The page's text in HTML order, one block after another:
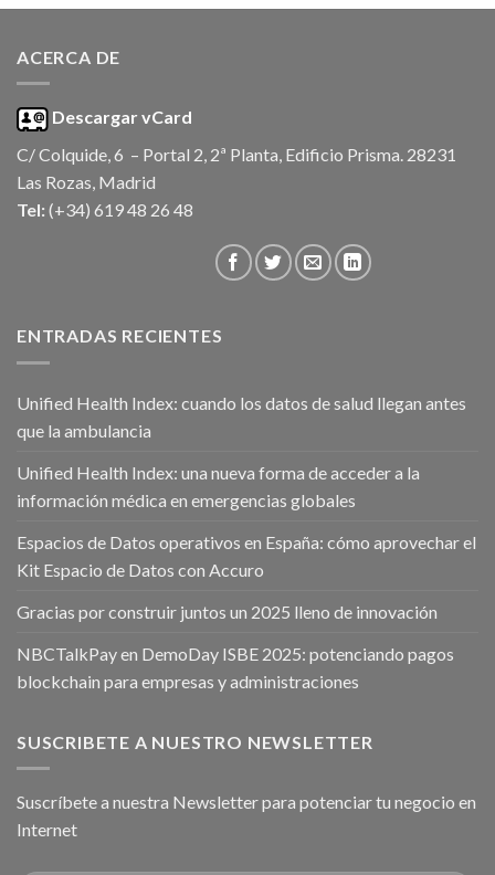
ACERCA DE
Descargar vCard
C/ Colquide, 6 – Portal 2, 2ª Planta, Edificio Prisma. 28231
Las Rozas, Madrid
Tel: (+34) 619 48 26 48
ENTRADAS RECIENTES
Unified Health Index: cuando los datos de salud llegan antes
que la ambulancia
Unified Health Index: una nueva forma de acceder a la
información médica en emergencias globales
Espacios de Datos operativos en España: cómo aprovechar el
Kit Espacio de Datos con Accuro
Gracias por construir juntos un 2025 lleno de innovación
NBCTalkPay en DemoDay ISBE 2025: potenciando pagos
blockchain para empresas y administraciones
SUSCRIBETE A NUESTRO NEWSLETTER
Suscríbete a nuestra Newsletter para potenciar tu negocio en
Internet